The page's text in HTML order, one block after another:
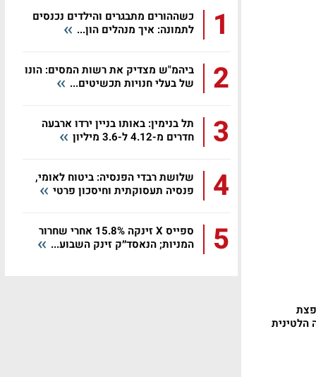
הלטינית
1
כשההורים מתבגרים והילדים נכנסים
לתמונה: איך מנהלים הון...
2
ביהמ"ש מצדיק את רשות המסים: הונו
של בעלי חנויות תכשיטים...
3
תל בנימין: באותו בניין ירדו ארבעה
חדרים מ-4.12 ל-3.6 מיליון
4
שלושת רבדי הפנסיה: ביטוח לאומי,
פנסיה תעסוקתית וחיסכון פרטי
5
ספייס X זינקה 15.8% אחרי שחרור
המניות; הנאסד״ק זינק השבוע...